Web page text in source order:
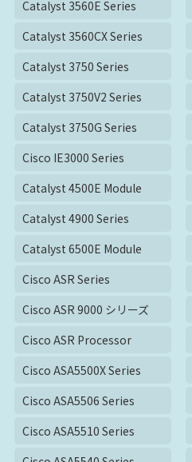
Catalyst 3560E Series
Catalyst 3560CX Series
Catalyst 3750 Series
Catalyst 3750V2 Series
Catalyst 3750G Series
Cisco IE3000 Series
Catalyst 4500E Module
Catalyst 4900 Series
Catalyst 6500E Module
Cisco ASR Series
Cisco ASR 9000 シリーズ
Cisco ASR Processor
Cisco ASA5500X Series
Cisco ASA5506 Series
Cisco ASA5510 Series